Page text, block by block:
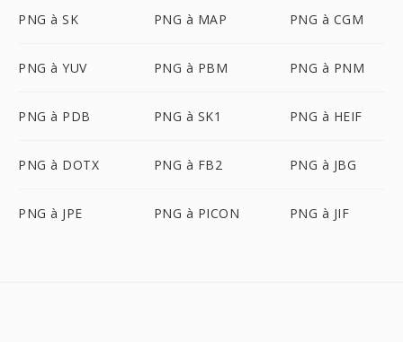
PNG à SK PNG à MAP PNG à CGM
PNG à YUV PNG à PBM PNG à PNM
PNG à PDB PNG à SK1 PNG à HEIF
PNG à DOTX PNG à FB2 PNG à JBG
PNG à JPE PNG à PICON PNG à JIF